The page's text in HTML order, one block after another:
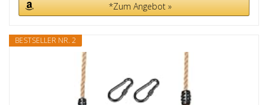
*Zum Angebot »
BESTSELLER NR. 2